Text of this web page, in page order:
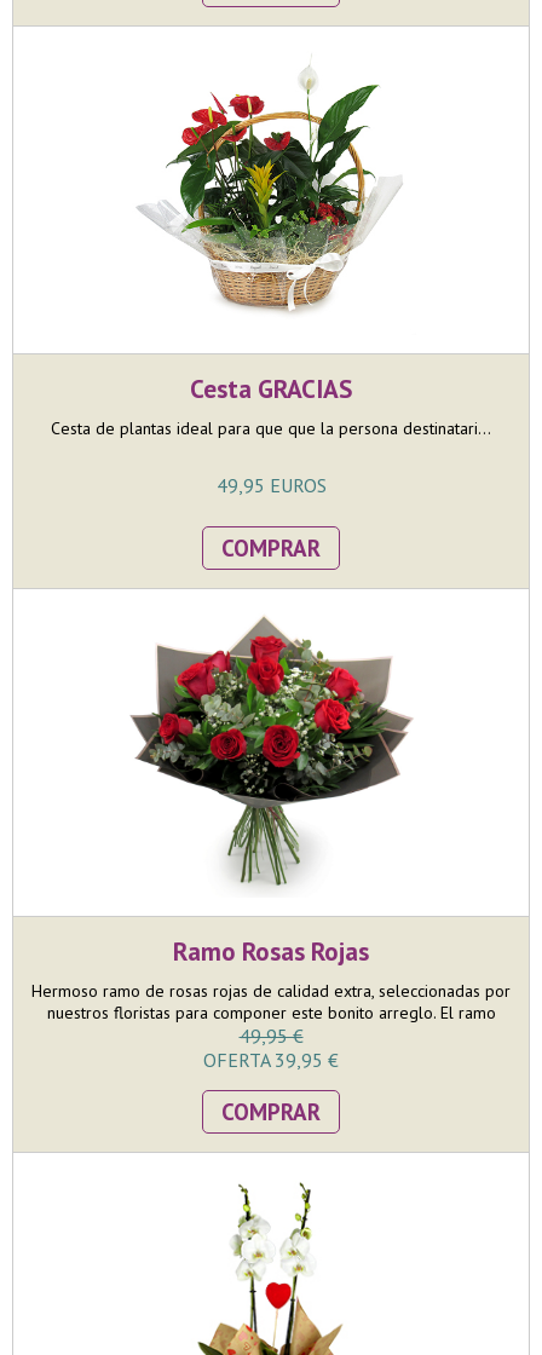
Cesta GRACIAS
Cesta de plantas ideal para que que la persona destinatari...
49,95 EUROS
COMPRAR
Ramo Rosas Rojas
Hermoso ramo de rosas rojas de calidad extra, seleccionadas por
nuestros floristas para componer este bonito arreglo. El ramo
está compuesto por 9 rosas rojas y terminado con su paniculata y
verdes decoratiovos, entre los que destaca el eucalipto.
49,95 €
OFERTA 39,95 €
COMPRAR